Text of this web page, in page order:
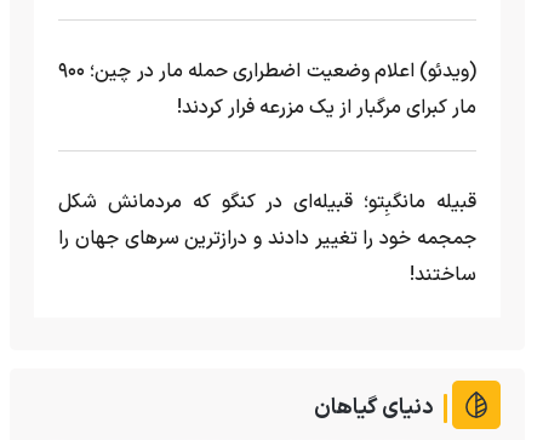
(ویدئو) اعلام وضعیت اضطراری حمله مار‌ در چین؛ ۹۰۰
مار کبرای مرگبار از یک مزرعه‌ فرار کردند!
قبیله مانگبِتو؛ قبیله‌ای در کنگو که مردمانش شکل
جمجمه خود را تغییر دادند و درازترین سرهای جهان را
ساختند!
دنیای گیاهان